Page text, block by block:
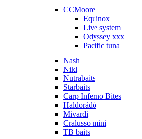
CCMoore
Equinox
Live system
Odyssey xxx
Pacific tuna
Nash
Nikl
Nutrabaits
Starbaits
Carp Inferno Bites
Haldorádó
Mivardi
Cralusso mini
TB baits